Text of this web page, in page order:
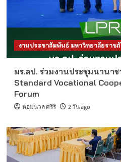
งานประชาสัมพันธ์ มหาวิทยาลัยราชภั
มร.ลป. ร่วมงานประชุมนานา
Standard Vocational
Forum
หอมนวล ศรีริ 2 วัน ago